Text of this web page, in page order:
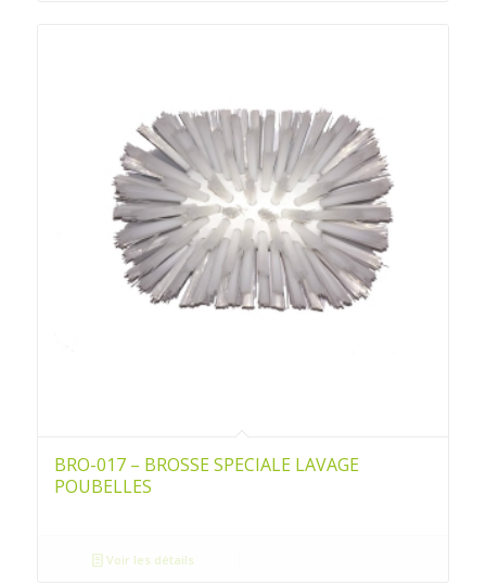
BRO-017 – BROSSE SPECIALE LAVAGE
POUBELLES
Voir les détails